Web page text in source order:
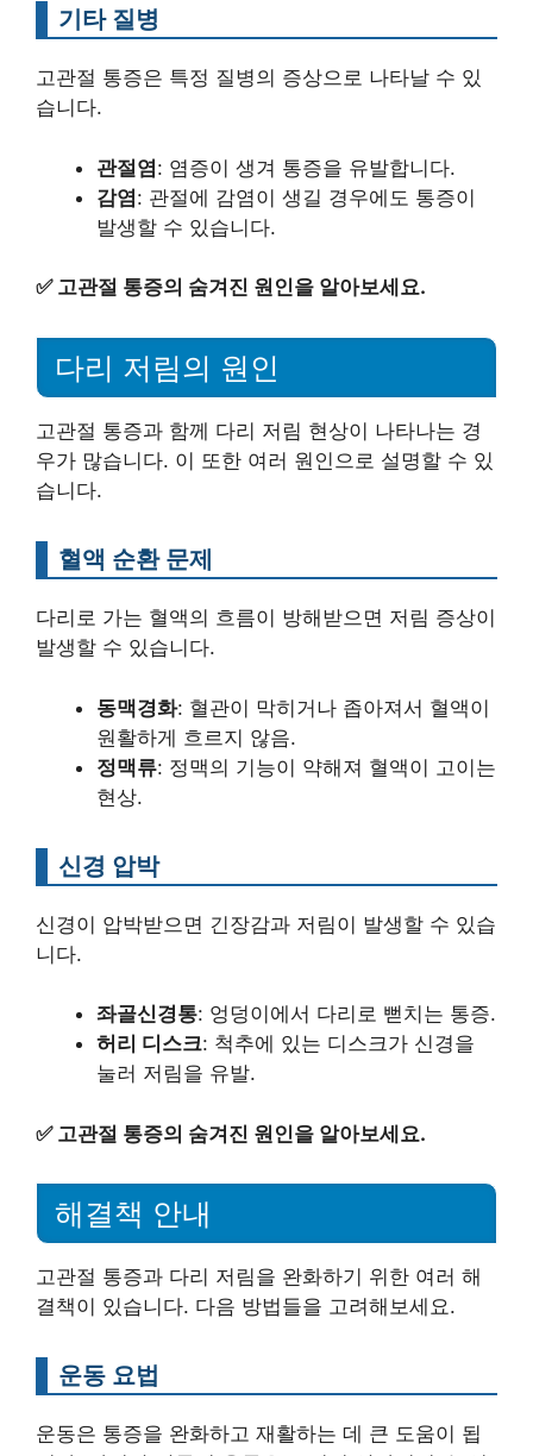
기타 질병
고관절 통증은 특정 질병의 증상으로 나타날 수 있
습니다.
관절염: 염증이 생겨 통증을 유발합니다.
감염: 관절에 감염이 생길 경우에도 통증이
발생할 수 있습니다.
✅ 고관절 통증의 숨겨진 원인을 알아보세요.
다리 저림의 원인
고관절 통증과 함께 다리 저림 현상이 나타나는 경
우가 많습니다. 이 또한 여러 원인으로 설명할 수 있
습니다.
혈액 순환 문제
다리로 가는 혈액의 흐름이 방해받으면 저림 증상이
발생할 수 있습니다.
동맥경화: 혈관이 막히거나 좁아져서 혈액이
원활하게 흐르지 않음.
정맥류: 정맥의 기능이 약해져 혈액이 고이는
현상.
신경 압박
신경이 압박받으면 긴장감과 저림이 발생할 수 있습
니다.
좌골신경통: 엉덩이에서 다리로 뻗치는 통증.
허리 디스크: 척추에 있는 디스크가 신경을
눌러 저림을 유발.
✅ 고관절 통증의 숨겨진 원인을 알아보세요.
해결책 안내
고관절 통증과 다리 저림을 완화하기 위한 여러 해
결책이 있습니다. 다음 방법들을 고려해보세요.
운동 요법
운동은 통증을 완화하고 재활하는 데 큰 도움이 됩